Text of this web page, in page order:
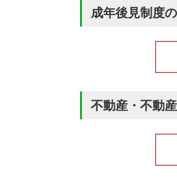
成年後見制度
不動産・不動